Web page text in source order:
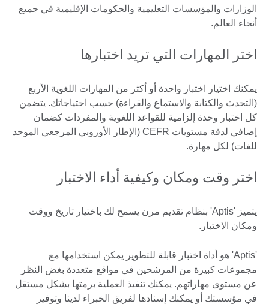
الوزارات والمؤسسات التعليمية والحكومات الإقليمية في جميع
أنحاء العالم.
اختر المهارات التي تريد اختبارها
يمكنك اختيار اختبار واحدة أو أكثر من المهارات اللغوية الأربع
(التحدث والكتابة والاستماع والقراءة) حسب احتياجاتك. يتضمن
كل اختبار وحدة إلزامية للقواعد اللغوية والمفردات كضمان
إضافي لدقة مستويات CEFR (الإطار الأوروبي المرجعي الموحد
للغات) لكل مهارة.
اختر وقت ومكان وكيفية أداء الاختبار
يتميز 'Aptis' بنظام تقديم مرن يسمح لك باختيار تاريخ ووقت
ومكان الاختبار.
'Aptis' هو أداة اختبار قابلة للتطوير يمكن استخدامها مع
مجموعات كبيرة من المرشحين في مواقع متعددة بغض النظر
عن مستوى مهاراتهم. يمكنك تنفيذ العملية برمتها بشكل مستقل
في مؤسستك أو يمكنك إسنادها لفريق الخبراء لدينا وتوفير